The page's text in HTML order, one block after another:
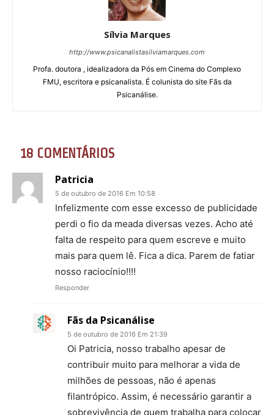
Sílvia Marques
http://www.psicanalistasilviamarques.com
Profa. doutora , idealizadora da Pós em Cinema do Complexo
FMU, escritora e psicanalista. É colunista do site Fãs da
Psicanálise.
18 COMENTÁRIOS
Patricia
5 de outubro de 2016 Em 10:58
Infelizmente com esse excesso de publicidade
perdi o fio da meada diversas vezes. Acho até
falta de respeito para quem escreve e muito
mais para quem lê. Fica a dica. Parem de fatiar
nosso raciocínio!!!!
Responder
Fãs da Psicanálise
5 de outubro de 2016 Em 21:39
Oi Patricia, nosso trabalho apesar de
contribuir muito para melhorar a vida de
milhões de pessoas, não é apenas
filantrópico. Assim, é necessário garantir a
sobrevivência de quem trabalha para colocar